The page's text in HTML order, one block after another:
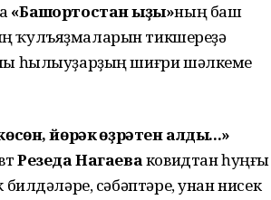
«Башҡортостан ҡыҙы»ның баш
ҡулъяҙмаларын тикшереүҙә
һылыуҙарҙың шиғри шәлкеме
йөрәк ҡөҙрәтен алды...»
Резеда Нагаеваковидтан һуңғы
сәбәптәре, унан нисек